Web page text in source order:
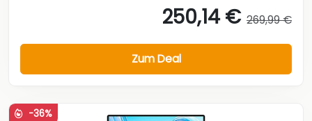
250,14 € 269,99 €
Zum Deal
-36%